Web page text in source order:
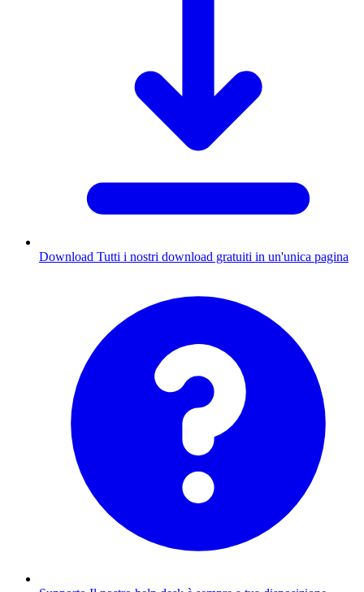
Download Tutti i nostri download gratuiti in un'unica pagina